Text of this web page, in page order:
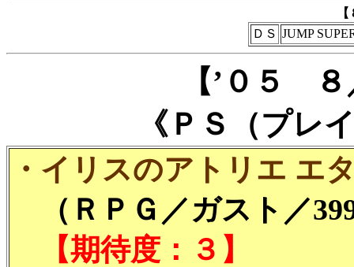
ＤＳ JUMP
【’０５
《ＰＳ（プレ
・イリスのアトリエ エ
（ＲＰＧ／ガスト／
【期待度：３】